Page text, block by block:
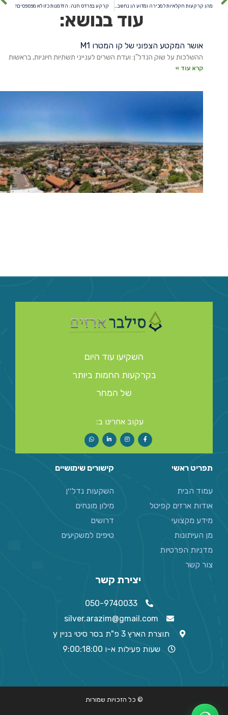
מהן קרקעות חקלאיות למכירה ומדוע הן נחשבות להשקעה משתלמת בטווח הארוך? קרקע בפרדס חנה: הזדמנות כזו לא מפספסים!
עוד בנושא:
אושר המקטע הצפוני של קו המטרו M1
ההשלכות על שוק הנדל"ן: ועדת השרים לענייני תשתיות חיוניות, בראשות
קרא עוד »
השקיעו עוד היום
בקרקעות החמות ביותר
של המחר
עקוב אחרינו ב:
תפריט ראשי
עמוד הבית
אודות ארזים קפיטל
מידע מקצועי
מן העיתונות
מדניות הפרטיות
צור קשר
קישורים שימושיים
השקעות נדל׳׳ן
מילון מונחים
דרושים
טיפים למשקיעים
יצירת קשר
050-9740033
silver.arazim@gmail.com
תוצרת הארץ 3 פ"ת בסר סיטי בניין y
שעות פעילות א-ו 9:00:18:00
© כל הזכויות שמורות